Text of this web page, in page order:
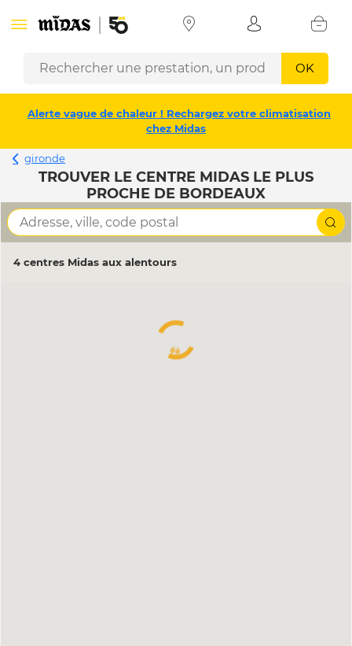
OK
Alerte vague de chaleur ! Rechargez votre climatisation
chez Midas
gironde
TROUVER LE CENTRE MIDAS LE PLUS
PROCHE DE BORDEAUX
4 centres Midas aux alentours